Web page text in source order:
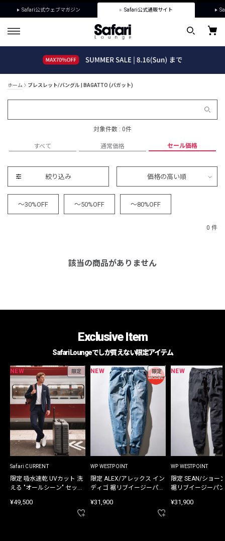
Safari公式ウェブマガジン Safari公式通販サイト
ホーム ブレスレット/バングル | BAGATTO (バガット)
対象件数 : 0件
すべて 通常価格 セール価格
絞り込み 価格の高い順
～30%OFF ～50%OFF ～80%OFF
0 件
該当の商品がありません
Exclusive Item
Safari Loungeでしか買えない限定アイテム
NEW 限定
Safari CURRENT
限定 吸水速乾 UVカット 洗
える "オールシーン" セット
¥49,500
NEW 限定
WP WESTPOINT
限定 ALEX/アレックス イン
ディゴ 裾リブイージーパン
¥31,900
NEW
WP WESTPOINT
限定 SEAN/ショー
裾リブイージーパ
¥31,900